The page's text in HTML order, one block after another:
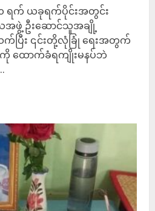
ရက် ယခုရက်ပိုင်းအတွင်း
အဖွဲ့ ဦးဆောင်သူအချို့
ပြီး ‌၎င်းတို့လုံခြုံ ရေးအတွက်
ကို ထောက်ခံရကျိုးမနပ်ဘဲ